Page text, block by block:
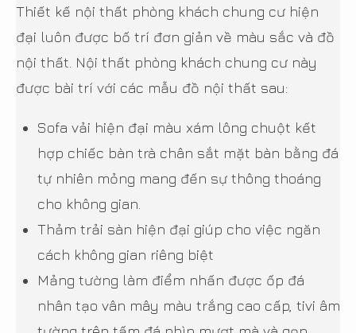
Thiết kế nội thất phòng khách chung cư hiện
đại luôn được bố trí đơn giản về màu sắc và đồ
nội thất. Nội thất phòng khách chung cư này
được bài trí với các mẫu đồ nội thất sau:
Sofa vải hiện đại màu xám lông chuột kết
hợp chiếc bàn trà chân sắt mặt bàn bằng đá
tự nhiên mỏng mang đến sự thông thoáng
cho không gian.
Thảm trải sàn hiện đại giúp cho việc ngăn
cách không gian riêng biệt
Mảng tường làm điểm nhấn được ốp đá
nhân tạo vân mây màu trắng cao cấp, tivi âm